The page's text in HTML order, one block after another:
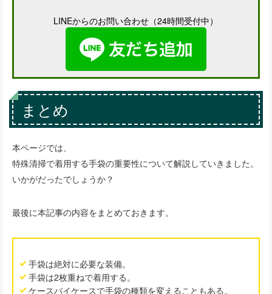
LINEからのお問い合わせ（24時間受付中）
まとめ
本ページでは、
特殊清掃で着用する手袋の重要性について解説していきました。
いかがだったでしょうか？
最後に本記事の内容をまとめておきます。
手袋は絶対に必要な装備。
手袋は2枚重ねで着用する。
ケースバイケースで手袋の種類を変えることもある。